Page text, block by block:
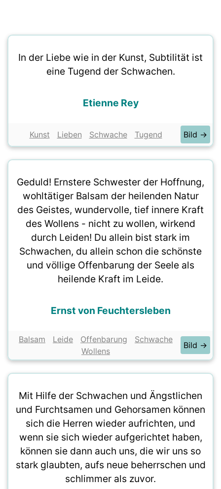
In der Liebe wie in der Kunst, Subtilität ist
eine Tugend der Schwachen.
Etienne Rey
Kunst Lieben Schwache Tugend Bild →
Geduld! Ernstere Schwester der Hoffnung,
wohltätiger Balsam der heilenden Natur
des Geistes, wundervolle, tief innere Kraft
des Wollens - nicht zu wollen, wirkend
durch Leiden! Du allein bist stark im
Schwachen, du allein schon die schönste
und völlige Offenbarung der Seele als
heilende Kraft im Leide.
Ernst von Feuchtersleben
Balsam Leide Offenbarung
Schwache
Wollens
Bild →
Mit Hilfe der Schwachen und Ängstlichen
und Furchtsamen und Gehorsamen können
sich die Herren wieder aufrichten, und
wenn sie sich wieder aufgerichtet haben,
können sie dann auch uns, die wir uns so
stark glaubten, aufs neue beherrschen und
schlimmer als zuvor.